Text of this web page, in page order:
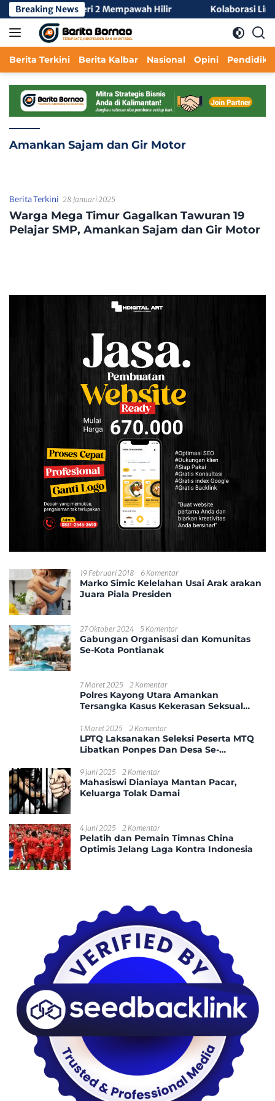
Langsung
ke
konten
Breaking News
3 di SMA Negeri 2 Mempawah Hilir Kolaborasi Lintas
Berita Terkini Berita Kalbar Nasional Opini
Amankan Sajam dan Gir Motor
Berita Terkini 28 Januari 2025
Warga Mega Timur Gagalkan Tawuran 19
Pelajar SMP, Amankan Sajam dan Gir Motor
19 Februari 2018 6 Komentar
Marko Simic Kelelahan Usai Arak arakan
Juara Piala Presiden
27 Oktober 2024 5 Komentar
Gabungan Organisasi dan Komunitas
Se-Kota Pontianak
7 Maret 2025 2 Komentar
Polres Kayong Utara Amankan
Tersangka Kasus Kekerasan Seksual
1 Maret 2025 2 Komentar
LPTQ Laksanakan Seleksi Peserta MTQ
Libatkan Ponpes Dan Desa Se-
9 Juni 2025 2 Komentar
Mahasiswi Dianiaya Mantan Pacar,
Keluarga Tolak Damai
4 Juni 2025 2 Komentar
Pelatih dan Pemain Timnas China
Optimis Jelang Laga Kontra Indonesia